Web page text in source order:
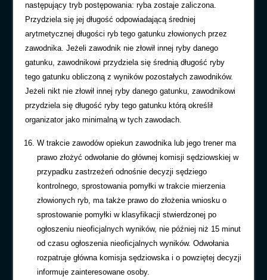
następujący tryb postępowania: ryba zostaje zaliczona.
Przydziela sięjej długośćodpowiadającą średniej
arytmetycznej długości ryb tego gatunku złowionych przez
zawodnika. Jeżeli zawodnik nie złowił innej ryby danego
gatunku, zawodnikowi przydziela się średniądługośćryby
tego gatunku obliczonąz wyników pozostałych zawodników.
Jeżeli nikt nie złowił innej ryby danego gatunku, zawodnikowi
przydziela siędługośćryby tego gatunku którąokreś lił
organizator jako minimalnąw tych zawodach.
W trakcie zawodów opiekun zawodnika lub jego trener ma
prawo złożyć odwołanie do głównej komisji sędziowskiej w
przypadku zastrzeżeń odnośnie decyzji sędziego
kontrolnego, sprostowania pomyłki w trakcie mierzenia
złowionych ryb, ma także prawo do złożenia wniosku o
sprostowanie pomyłki w klasyfikacji stwierdzonej po
ogłoszeniu nieoficjalnych wyników, nie później niż 15 minut
od czasu ogłoszenia nieoficjalnych wyników. Odwołania
rozpatruje główna komisja sędziowska i o powziętej decyzji
informuje zainteresowane osoby.